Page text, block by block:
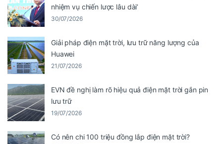
nhiệm vụ chiến lược lâu dài’
30/07/2026
Giải pháp điện mặt trời, lưu trữ năng lượng của
Huawei
21/07/2026
EVN đề nghị làm rõ hiệu quả điện mặt trời gắn pin
lưu trữ
19/07/2026
Có nên chi 100 triệu đồng lắp điện mặt trời?